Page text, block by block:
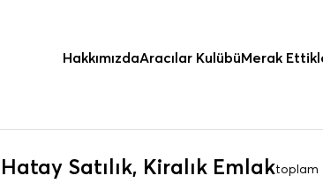
HakkımızdaAracılar KulübüMerak
Hatay Satılık, Kiralık Emlaktoplam